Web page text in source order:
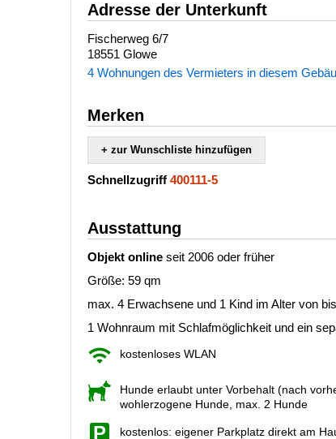
Adresse der Unterkunft
Fischerweg 6/7
18551 Glowe
4 Wohnungen des Vermieters in diesem
Merken
+ zur Wunschliste hinzufügen
Schnellzugriff 400111-5
Ausstattung
Objekt online seit 2006 oder früher
Größe: 59 qm
max. 4 Erwachsene und 1 Kind im Alter von
1 Wohnraum mit Schlafmöglichkeit und ein
kostenloses WLAN
Hunde erlaubt unter Vorbehalt (nach
wohlerzogene Hunde, max. 2 Hunde
kostenlos: eigener Parkplatz direkt am